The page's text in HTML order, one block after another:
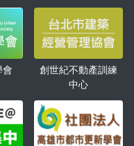
會
創世紀不動產訓練
中心